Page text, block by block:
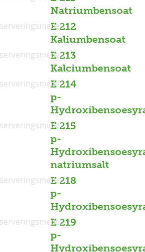
Natriumbensoat
E 212
Kaliumbensoat
E 213
Kalciumbensoat
E 214
p-
E 215
p-
natriumsalt
E 218
p-
E 219
p-